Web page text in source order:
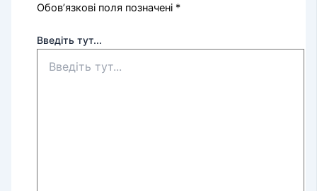
Обов’язкові поля позначені *
Введіть тут...